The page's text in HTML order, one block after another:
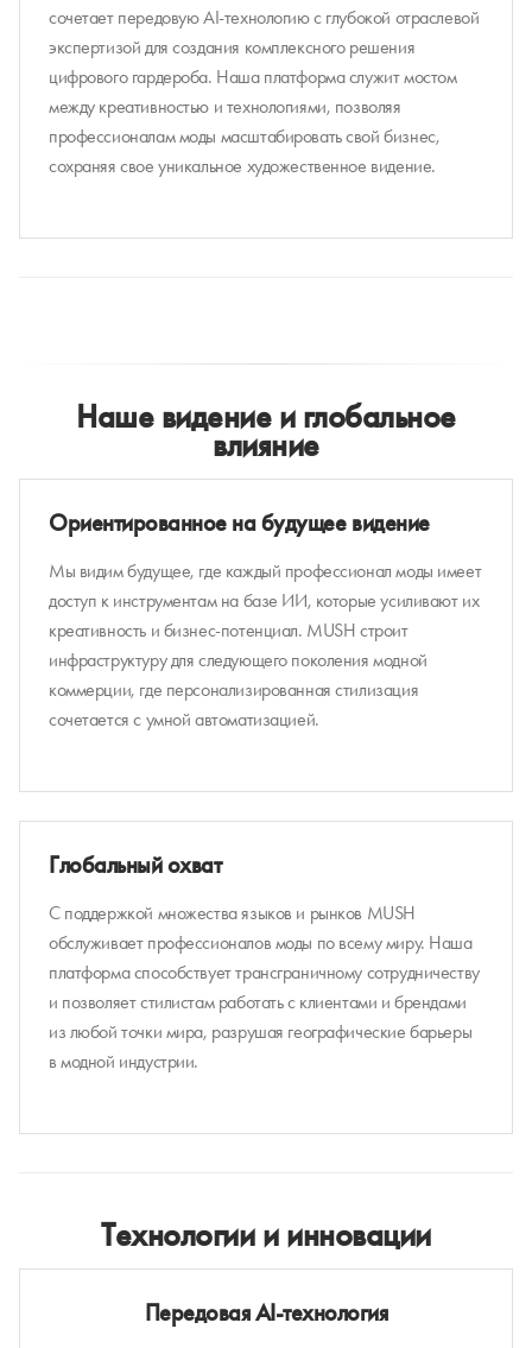
сочетает передовую AI-технологию с глубокой отраслевой
экспертизой для создания комплексного решения
цифрового гардероба. Наша платформа служит мостом
между креативностью и технологиями, позволяя
профессионалам моды масштабировать свой бизнес,
сохраняя свое уникальное художественное видение.
Наше видение и глобальное
влияние
Ориентированное на будущее видение
Мы видим будущее, где каждый профессионал моды имеет
доступ к инструментам на базе ИИ, которые усиливают их
креативность и бизнес-потенциал. MUSH строит
инфраструктуру для следующего поколения модной
коммерции, где персонализированная стилизация
сочетается с умной автоматизацией.
Глобальный охват
С поддержкой множества языков и рынков MUSH
обслуживает профессионалов моды по всему миру. Наша
платформа способствует трансграничному сотрудничеству
и позволяет стилистам работать с клиентами и брендами
из любой точки мира, разрушая географические барьеры
в модной индустрии.
Технологии и инновации
Передовая AI-технология